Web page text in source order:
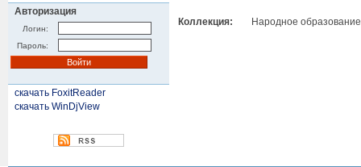
Авторизация
Логин:
Пароль:
скачать FoxitReader
скачать WinDjView
Коллекция: Народное